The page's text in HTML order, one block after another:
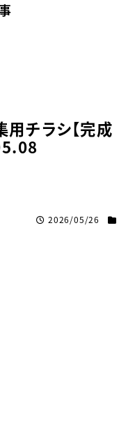
チラシ【完成
2026/05/26